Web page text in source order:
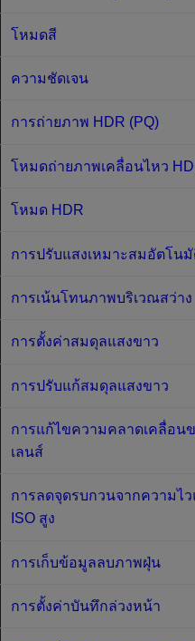
โหมดสี
ความชัดเจน
การถ่ายภาพ HDR (PQ)
โหมดถ่ายภาพเคลื่อนไหว
โหมด HDR
การปรับแสงเหมาะสมอัตโน
การเน้นโทนภาพบริเวณสว่าง
การตั้งค่าสมดุลแสงขาว
การปรับแก้สมดุลแสงขาว
การแก้ไขความคลาดเคลื่อน
เลนส์
การลดจุดรบกวนจากความไว
ISO สูง
การเก็บข้อมูลลบภาพฝุ่น
การตั้งค่าบันทึกล่วงหน้า